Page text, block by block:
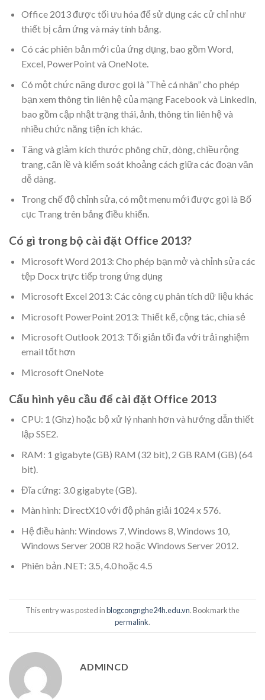
Office 2013 được tối ưu hóa để sử dụng các cử chỉ như
thiết bị cảm ứng và máy tính bảng.
Có các phiên bản mới của ứng dụng, bao gồm Word,
Excel, PowerPoint và OneNote.
Có một chức năng được gọi là “Thẻ cá nhân” cho phép
bạn xem thông tin liên hệ của mạng Facebook và LinkedIn,
bao gồm cập nhật trạng thái, ảnh, thông tin liên hệ và
nhiều chức năng tiện ích khác.
Tăng và giảm kích thước phông chữ, dòng, chiều rộng
trang, căn lề và kiểm soát khoảng cách giữa các đoạn văn
dễ dàng.
Trong chế độ chỉnh sửa, có một menu mới được gọi là Bố
cục Trang trên bảng điều khiển.
Có gì trong bộ cài đặt Office 2013?
Microsoft Word 2013: Cho phép bạn mở và chỉnh sửa các
tệp Docx trực tiếp trong ứng dụng
Microsoft Excel 2013: Các công cụ phân tích dữ liệu khác
Microsoft PowerPoint 2013: Thiết kế, cộng tác, chia sẻ
Microsoft Outlook 2013: Tối giản tối đa với trải nghiệm
email tốt hơn
Microsoft OneNote
Cấu hình yêu cầu để cài đặt Office 2013
CPU: 1 (Ghz) ​​hoặc bộ xử lý nhanh hơn và hướng dẫn thiết
lập SSE2.
RAM: 1 gigabyte (GB) RAM (32 bit), 2 GB RAM (GB) (64
bit).
Đĩa cứng: 3.0 gigabyte (GB).
Màn hình: DirectX10 với độ phân giải 1024 x 576.
Hệ điều hành: Windows 7, Windows 8, Windows 10,
Windows Server 2008 R2 hoặc Windows Server 2012.
Phiên bản .NET: 3.5, 4.0 hoặc 4.5
This entry was posted inblogcongnghe24h.edu.vn. Bookmark the
permalink.
ADMINCD